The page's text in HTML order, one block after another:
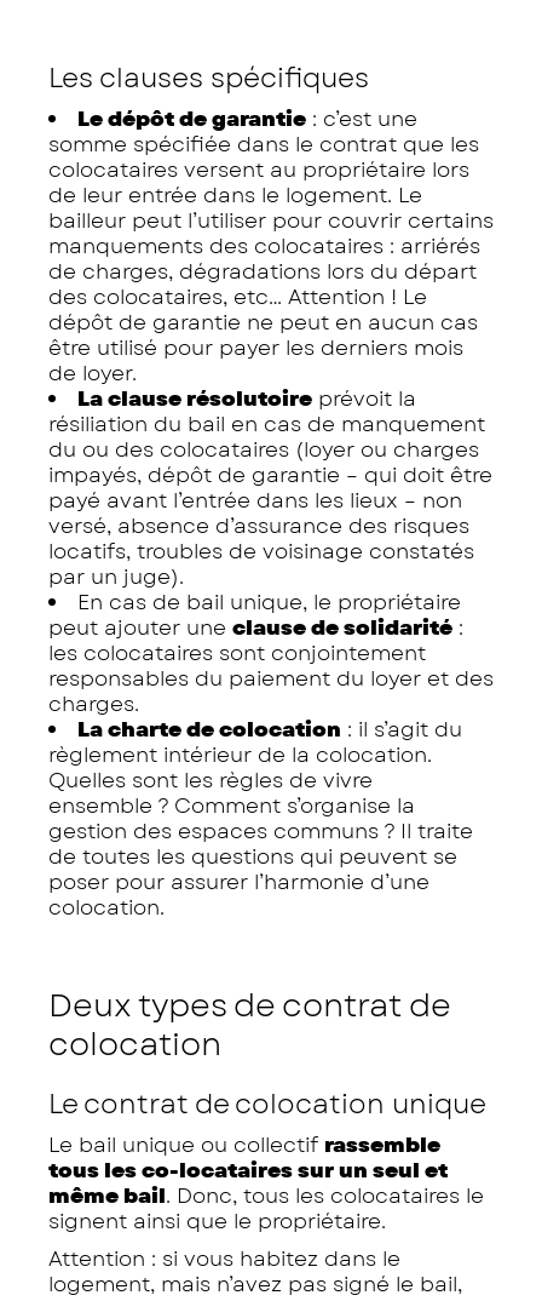
Les clauses spécifiques
Le dépôt de garantie : c’est une
somme spécifiée dans le contrat que les
colocataires versent au propriétaire lors
de leur entrée dans le logement. Le
bailleur peut l’utiliser pour couvrir certains
manquements des colocataires : arriérés
de charges, dégradations lors du départ
des colocataires, etc… Attention ! Le
dépôt de garantie ne peut en aucun cas
être utilisé pour payer les derniers mois
de loyer.
La clause résolutoire prévoit la
résiliation du bail en cas de manquement
du ou des colocataires (loyer ou charges
impayés, dépôt de garantie – qui doit être
payé avant l’entrée dans les lieux – non
versé, absence d’assurance des risques
locatifs, troubles de voisinage constatés
par un juge).
En cas de bail unique, le propriétaire
peut ajouter une clause de solidarité :
les colocataires sont conjointement
responsables du paiement du loyer et des
charges.
La charte de colocation : il s’agit du
règlement intérieur de la colocation.
Quelles sont les règles de vivre
ensemble ? Comment s’organise la
gestion des espaces communs ? Il traite
de toutes les questions qui peuvent se
poser pour assurer l’harmonie d’une
colocation.
Deux types de contrat de
colocation
Le contrat de colocation unique
Le bail unique ou collectif rassemble
tous les co-locataires sur un seul et
même bail. Donc, tous les colocataires le
signent ainsi que le propriétaire.
Attention : si vous habitez dans le
logement, mais n’avez pas signé le bail,